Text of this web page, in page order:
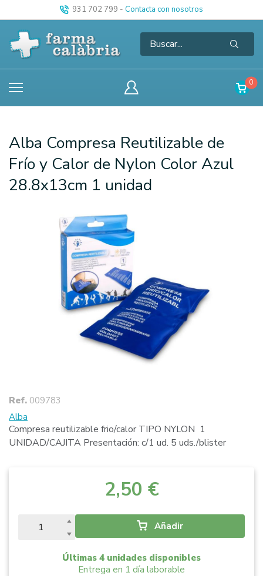
931 702 799 - Contacta con nosotros
0
Alba Compresa Reutilizable de
Frío y Calor de Nylon Color Azul
28.8x13cm 1 unidad
Ref. 009783
Alba
Compresa reutilizable frio/calor TIPO NYLON 1
UNIDAD/CAJITA Presentación: c/1 ud. 5 uds./blister
2,50 €
Añadir
Últimas 4 unidades disponibles
Entrega en 1 día laborable